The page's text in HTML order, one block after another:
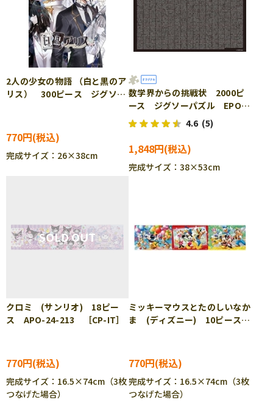
2人の少女の物語 （白と黒のア
リス） 300ピース ジグソー
770円
完成サイズ：26×38cm
数学界からの挑戦状 2000ピ
ース ジグソーパズル EPO-
71-747
4.6 (5)
1,848円
完成サイズ：38×53cm
クロミ (サンリオ) 18ピー
ス APO-24-213 ［CP-IT］
770円
完成サイズ：16.5×74cm（3枚
つなげた場合）
ミッキーマウスとたのしいなか
ま (ディズニー) 10ピース
770円
完成サイズ：16.5×74cm（3枚
つなげた場合）